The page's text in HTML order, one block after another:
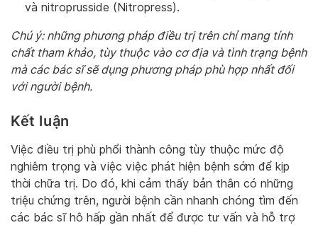
và nitroprusside (Nitropress).
Chú ý: những phương pháp điều trị trên chỉ mang tính
chất tham khảo, tùy thuộc vào cơ địa và tình trạng bệnh
mà các bác sĩ sẽ dụng phương pháp phù hợp nhất đối
với người bệnh.
Kết luận
Việc điều trị phù phổi thành công tùy thuộc mức độ
nghiêm trọng và việc việc phát hiện bệnh sớm để kịp
thời chữa trị. Do đó, khi cảm thấy bản thân có những
triệu chứng trên, người bệnh cần nhanh chóng tìm đến
các bác sĩ hô hấp gần nhất để được tư vấn và hỗ trợ